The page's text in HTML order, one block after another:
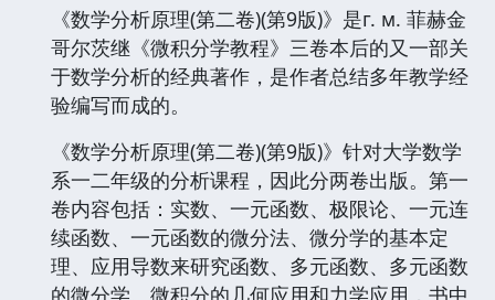
《数学分析原理(第二卷)(第9版)》是г. м. 菲赫金
哥尔茨继《微积分学教程》三卷本后的又一部关
于数学分析的经典著作，是作者总结多年教学经
验编写而成的。
《数学分析原理(第二卷)(第9版)》针对大学数学
系一二年级的分析课程，因此分两卷出版。第一
卷内容包括：实数、一元函数、极限论、一元连
续函数、一元函数的微分法、微分学的基本定
理、应用导数来研究函数、多元函数、多元函数
的微分学、微积分的几何应用和力学应用，书中